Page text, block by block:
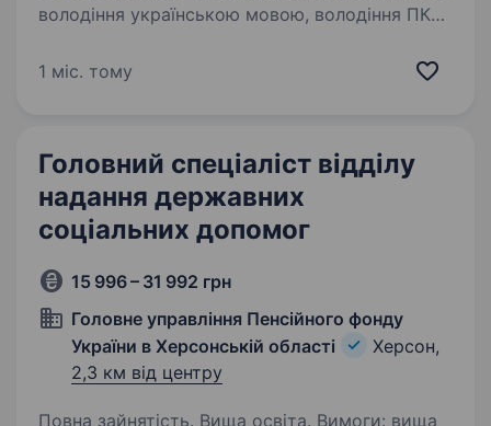
володіння українською мовою, володіння ПК
м. Херсон, вул. Комкова, 76 А, також робоче
1 міс. тому
Головний спеціаліст відділу
надання державних
соціальних допомог
15 996 – 31 992 грн
Головне управління Пенсійного фонду
України в Херсонській області
Херсон,
2,3 км від центру
Повна зайнятість. Вища освіта. Вимоги: вища